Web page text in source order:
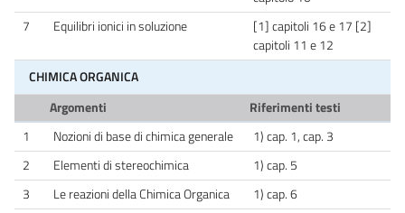
7
Equilibri ionici in soluzione
[1] capitoli 16 e 17 [2]
capitoli 11 e 12
CHIMICA ORGANICA
Argomenti
Riferimenti testi
1
Nozioni di base di chimica generale
1) cap. 1, cap. 3
2
Elementi di stereochimica
1) cap. 5
3
Le reazioni della Chimica Organica
1) cap. 6